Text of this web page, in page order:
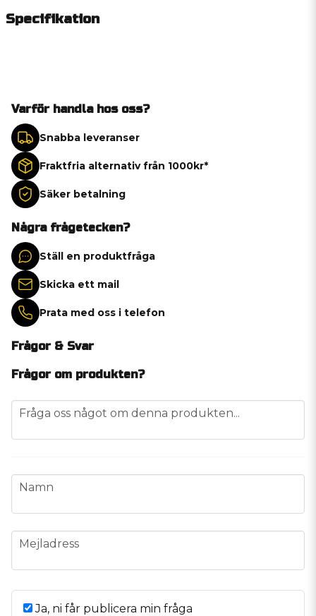
Specifikation
Varför handla hos oss?
Snabba leveranser
Fraktfria alternativ från 1000kr*
Säker betalning
Några frågetecken?
Ställ en produktfråga
Skicka ett mail
Prata med oss i telefon
Frågor & Svar
Frågor om produkten?
question
Fråga oss något om denna produkten...
name
Namn
email
Mejladress
Ja, ni får publicera min fråga